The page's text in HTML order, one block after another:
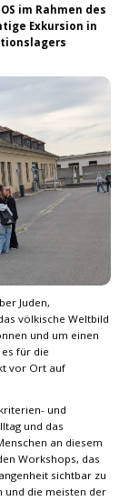
im Rahmen des
Exkursion in
Juden,
völkische Weltbild
und um einen
für die
vor Ort auf
und
und das
an diesem
Workshops, das
sichtbar zu
und die meisten der